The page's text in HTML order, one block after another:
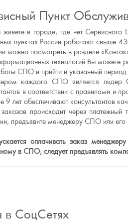
Пункт
живете в городе, где нет
пунктах России работают свыше
можно посмотреть в разделе
технологий Вы можете
СПО и прийти в указанный
каждого СПО является лидер
в соответствии с правилами
9 лет обеспечивают консультантов
происходит через
предъявите менеджеру СПО или
оплачивать заказ
в СПО, следует предъявлять
СоцСетях